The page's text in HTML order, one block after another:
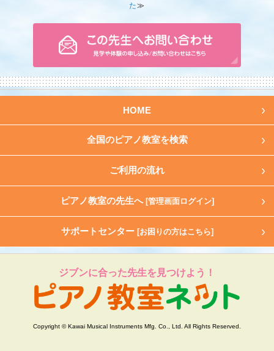
た≫
HOME
全国のピアノ教室を検索
ご利用の流れ
ピアノ教室の先生へ [管理画面ログイン]
サポートセンター [お困りの方はこちら]
ジブンに合った先生を見つけよう！
Copyright © Kawai Musical Instruments Mfg. Co., Ltd. All Rights Reserved.